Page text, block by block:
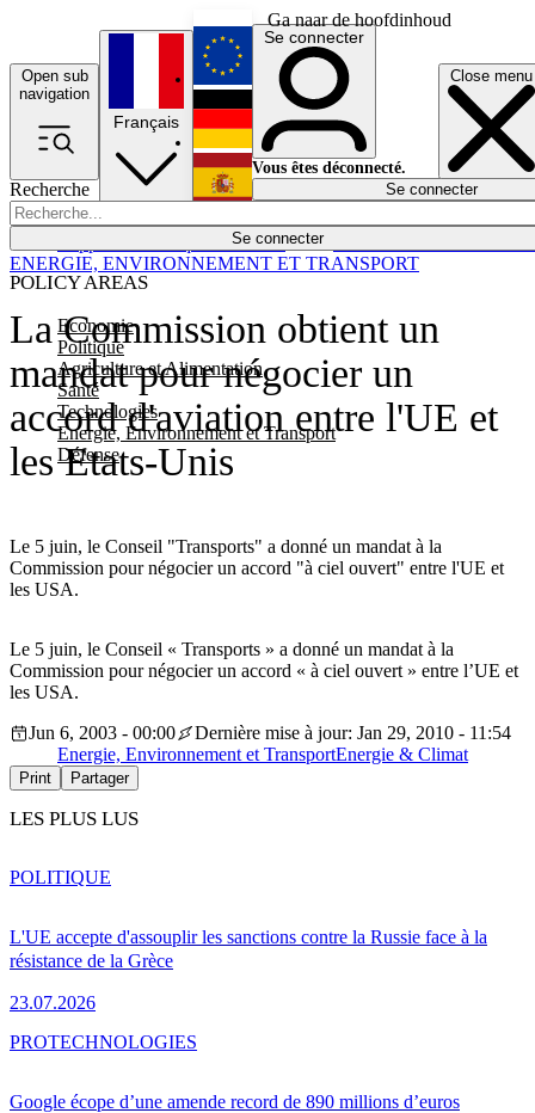
Ga naar de hoofdinhoud
Open sub
navigation
Close menu
Recherche
Se connecter
POLICY AREAS
Economie
Politique
Agriculture et Alimentation
Santé
Technologies
Energie, Environnement et Transport
Défense
Économie
Français
English
Deutsch
Español
Se connecter
Vous êtes déconnecté.
Se connecter
La Commission obtient un
mandat pour négocier un
accord d'aviation entre l'UE et
les Etats-Unis
Le 5 juin, le Conseil "Transports" a donné un mandat à la
Commission pour négocier un accord "à ciel ouvert" entre l'UE et
les USA.
ENERGIE, ENVIRONNEMENT ET TRANSPORT
Le 5 juin, le Conseil « Transports » a donné un mandat à la
Commission pour négocier un accord « à ciel ouvert » entre l’UE et
les USA.
Jun 6, 2003 - 00:00
Dernière mise à jour: Jan 29, 2010 - 11:54
Energie, Environnement et TransportEnergie & Climat
Print Partager
LES PLUS LUS
L'UE accepte d'assouplir les sanctions contre la Russie face à la
résistance de la Grèce
23.07.2026
POLITIQUE
Google écope d’une amende record de 890 millions d’euros
PROTECHNOLOGIES